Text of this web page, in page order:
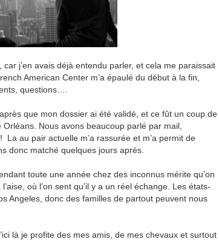
, car j’en avais déjà entendu parler, et cela me paraissait
American Center m’a épaulé du début à la fin,
questions….
que mon dossier ai été validé, et ce fût un coup de
Nous avons beaucoup parlé par mail,
au pair actuelle m’a rassurée et m’a permit de
donc matché quelques jours après.
toute une année chez des inconnus mérite qu’on
où l’on sent qu’il y a un réel échange. Les états-
Angeles, donc des familles de partout peuvent nous
là je profite des mes amis, de mes chevaux et surtout